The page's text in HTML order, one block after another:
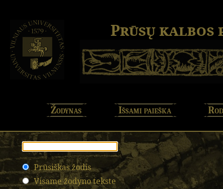
Prūsų kalbos
Žodynas Išsami paieška
Prūsiškas žodis
Visame žodyno tekste